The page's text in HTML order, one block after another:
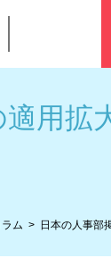
用拡
ム 日本の人事部